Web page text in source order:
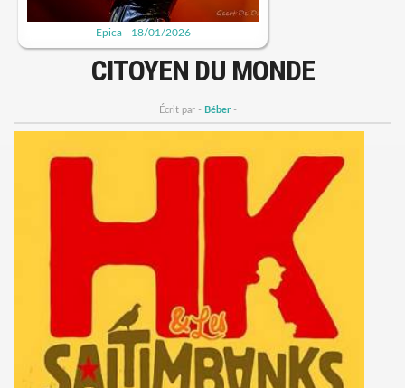
Epica - 18/01/2026
CITOYEN DU MONDE
Écrit par - Béber -